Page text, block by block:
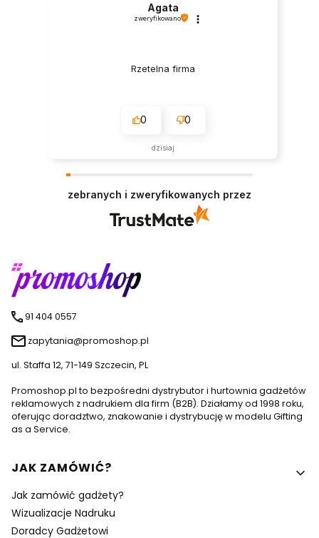
Agata
zweryfikowano
Rzetelna firma
0 0
dzisiaj
zebranych i zweryfikowanych przez
91 404 0557
zapytania@promoshop.pl
ul. Staffa 12, 71-149 Szczecin, PL
Promoshop.pl to bezpośredni dystrybutor i hurtownia gadżetów
reklamowych z nadrukiem dla firm (B2B). Działamy od 1998 roku,
oferując doradztwo, znakowanie i dystrybucję w modelu Gifting
as a Service.
Linki w stopce
JAK ZAMÓWIĆ?
Jak zamówić gadżety?
Wizualizacje Nadruku
Doradcy Gadżetowi